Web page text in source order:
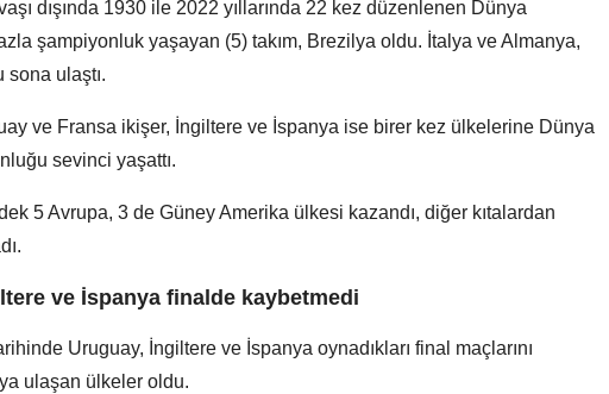
dışında 1930 ile 2022 yıllarında 22 kez düzenlenen Dünya
şampiyonluk yaşayan (5) takım, Brezilya oldu. İtalya ve Almanya,
sona ulaştı.
ve Fransa ikişer, İngiltere ve İspanya ise birer kez ülkelerine Dünya
sevinci yaşattı.
5 Avrupa, 3 de Güney Amerika ülkesi kazandı, diğer kıtalardan
ve İspanya finalde kaybetmedi
Uruguay, İngiltere ve İspanya oynadıkları final maçlarını
ulaşan ülkeler oldu.